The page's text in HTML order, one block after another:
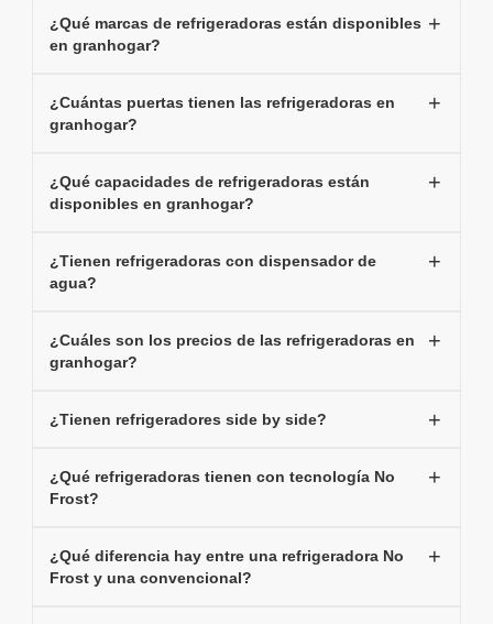
¿Qué marcas de refrigeradoras están disponibles
en granhogar?
¿Cuántas puertas tienen las refrigeradoras en
granhogar?
¿Qué capacidades de refrigeradoras están
disponibles en granhogar?
¿Tienen refrigeradoras con dispensador de
agua?
¿Cuáles son los precios de las refrigeradoras en
granhogar?
¿Tienen refrigeradores side by side?
¿Qué refrigeradoras tienen con tecnología No
Frost?
¿Qué diferencia hay entre una refrigeradora No
Frost y una convencional?